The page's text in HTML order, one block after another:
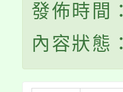
發佈時間
內容狀態